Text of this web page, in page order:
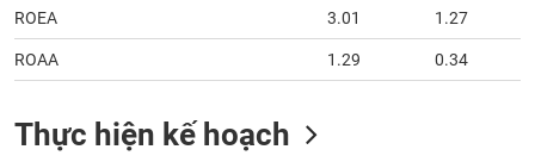
ROEA 3.01 1.27
ROAA 1.29 0.34
Thực hiện kế hoạch
Công
cụ
tư